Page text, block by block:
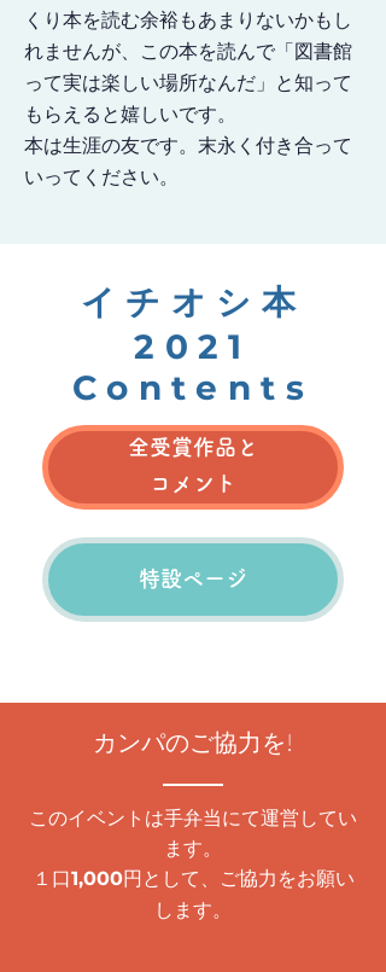
くり本を読む余裕もあまりないかもし
れませんが、この本を読んで「図書館
って実は楽しい場所なんだ」と知って
もらえると嬉しいです。
本は生涯の友です。末永く付き合って
いってください。
イチオシ本
2021
Contents
全受賞作品と
コメント
特設ページ
カンパのご協力を!
このイベントは手弁当にて運営してい
ます。
１口1,000円として、ご協力をお願い
します。